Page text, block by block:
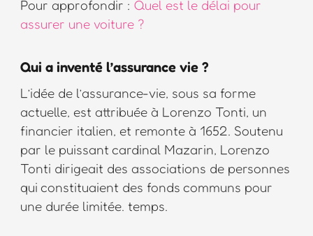
Pour approfondir : Quel est le délai pour
assurer une voiture ?
Qui a inventé l’assurance vie ?
L’idée de l’assurance-vie, sous sa forme
actuelle, est attribuée à Lorenzo Tonti, un
financier italien, et remonte à 1652. Soutenu
par le puissant cardinal Mazarin, Lorenzo
Tonti dirigeait des associations de personnes
qui constituaient des fonds communs pour
une durée limitée. temps.